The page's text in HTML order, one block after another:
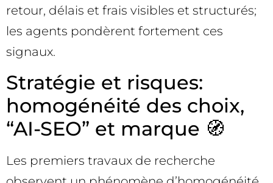
retour, délais et frais visibles et structurés;
les agents pondèrent fortement ces
signaux.
Stratégie et risques:
homogénéité des choix,
“AI-SEO” et marque 🧭
Les premiers travaux de recherche